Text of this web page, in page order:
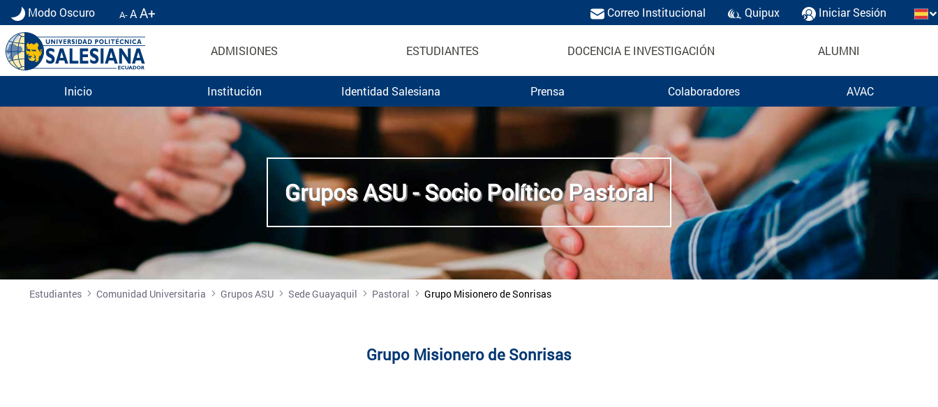
Modo Oscuro A-AA+ Correo Institucional Quipux Iniciar Sesión
ADMISIONES ESTUDIANTES DOCENCIA E INVESTIGACIÓN ALUMNI
Inicio Institución Identidad Salesiana Prensa Colaboradores AVAC
Grupo Misionero de Sonrisas | Voluntariado Estudiantil UPS
Grupos ASU - Socio Político Pastoral
Estudiantes Comunidad Universitaria Grupos ASU Sede Guayaquil Pastoral Grupo Misionero de Sonrisas
Grupo Misionero de Sonrisas